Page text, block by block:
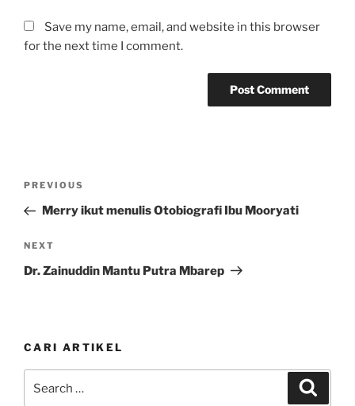
Save my name, email, and website in this browser
for the next time I comment.
Previous
Post
PREVIOUS
Merry ikut menulis Otobiografi Ibu Mooryati
Next
Post
NEXT
Dr. Zainuddin Mantu Putra Mbarep
CARI ARTIKEL
for: